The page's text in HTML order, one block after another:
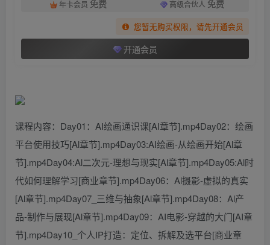
年卡会员 免费 高级合伙人 免费
您暂无购买权限，请先开通会员
开通会员
课程内容：Day01：AI绘画通识课[AI章节].mp4Day02：绘画
平台使用技巧[Al章节].mp4Day03:AI绘画-从绘画开始[Al章
节].mp4Day04:Al二次元-理想与现实[Al章节].mp4Day05:Al时
代如何理解学习[商业章节].mp4Day06：Al摄影-虚拟的真实
[Al章节].mp4Day07_三维与抽象[Al章节].mp4Day08：Al产
品-制作与展现[Al章节].mp4Day09：AI电影-穿越的大门[AI章
节].mp4Day10_个人IP打造：定位、拆解及选平台[商业章